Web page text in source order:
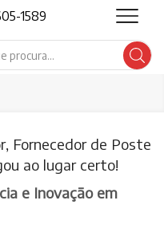
1589
Fornecedor de Poste
ao lugar certo!
e Inovação em